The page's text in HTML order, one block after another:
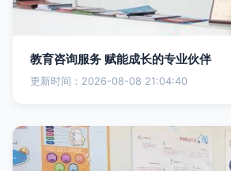
教育咨询服务 赋能成长的专业伙伴
更新时间：2026-08-08 21:04:40